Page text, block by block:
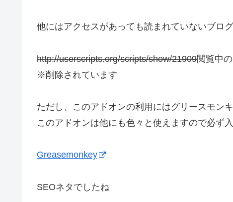
他にはアクセスがあっても読まれていないブロ
http://userscripts.org/scripts/show/21909閲覧中
※削除されています
ただし、このアドオンの利用にはグリースモン
このアドオンは他にも色々と使えますので必ず
Greasemonkey
SEOネタでしたね